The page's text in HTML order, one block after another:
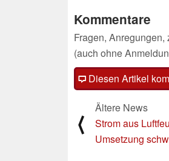
Kommentare
Fragen,
(auch ohne
Diesen Artikel
⟨
Ältere News
Strom aus
Umsetzung